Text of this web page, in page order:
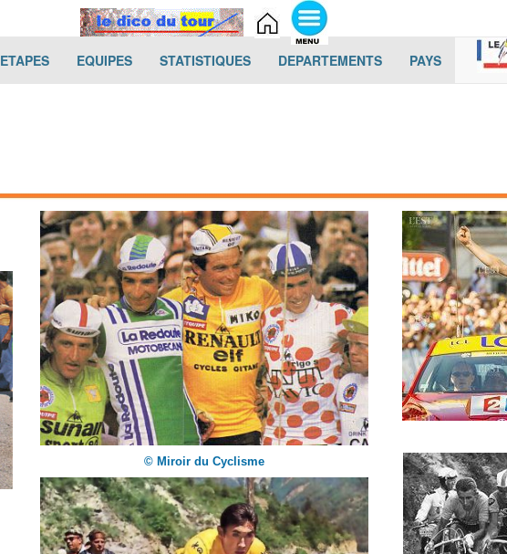
(current)EQUIPES(current)STATISTIQUES(current)DEPARTEMENTS(current)
PAYS(cur
© Miroir du Cyclisme